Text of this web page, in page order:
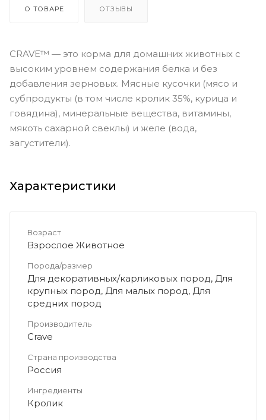
О ТОВАРЕ ОТЗЫВЫ
СRAVE™ — это корма для домашних животных с
высоким уровнем содержания белка и без
добавления зерновых. Мясные кусочки (мясо и
субпродукты (в том числе кролик 35%, курица и
говядина), минеральные вещества, витамины,
мякоть сахарной свеклы) и желе (вода,
загустители).
Характеристики
Возраст
Взрослое Животное
Порода/размер
Для декоративных/карликовых пород, Для
крупных пород, Для малых пород, Для
средних пород
Производитель
Crave
Страна производства
Россия
Ингредиенты
Кролик